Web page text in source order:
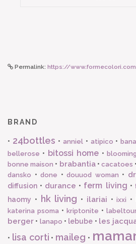
Permalink: https://www.formecolori.com:443/it_it/shop/borse_e_zaini/
BRAND
• 24bottles • anniel• atipico •
bellerose • bitossi home •
bonne maison • brabantia•cacatoes •
dansko • done • douuod woman •
diffusion • durance • ferm living •
haomy • hk living • ilariai •ixxi •
katerina psoma • kriptonite •
berger • lanapo • lebube • les
• lisa corti • maileg •